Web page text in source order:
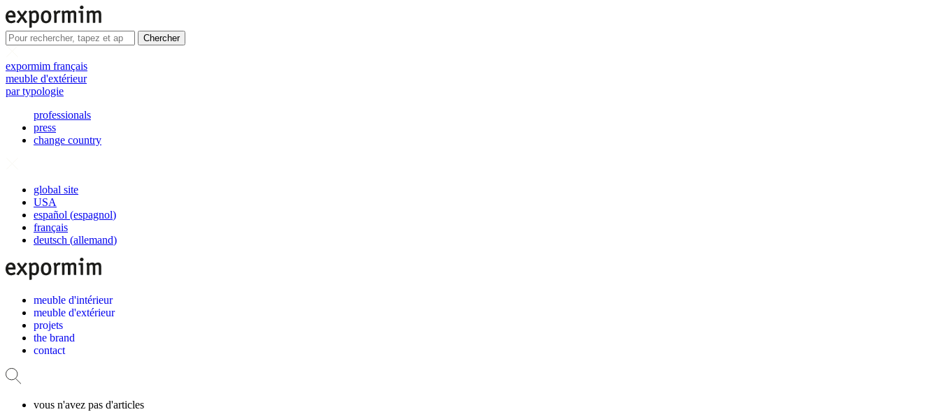
Chercher
expormim français
meuble d'extérieur
par typologie
professionals
press
change country
global site
USA
español (espagnol)
français
deutsch (allemand)
meuble d'intérieur
meuble d'extérieur
projets
the brand
contact
vous n'avez pas d'articles